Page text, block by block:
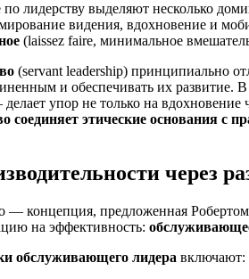
по лидерству выделяют несколько
видения, вдохновение и
(laissez faire, минимальное
(servant leadership) принципиально
и обеспечивать их развитие.
упор не только на
соединяет этические основания с
через
концепция, предложенная
на эффективность:
обслуживающего лидера включают: